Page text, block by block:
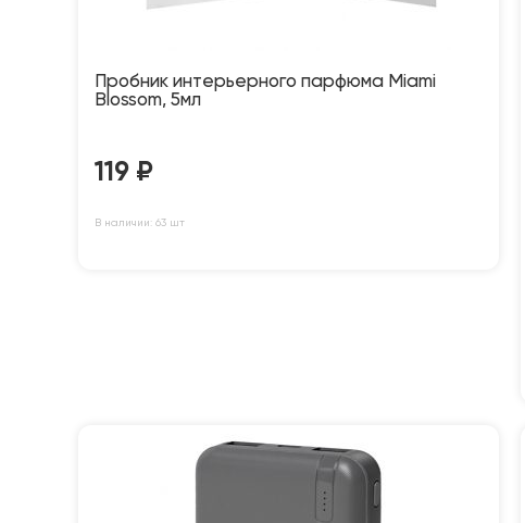
Пробник интерьерного парфюма Miami
Blossom, 5мл
119 ₽
В наличии: 63 шт